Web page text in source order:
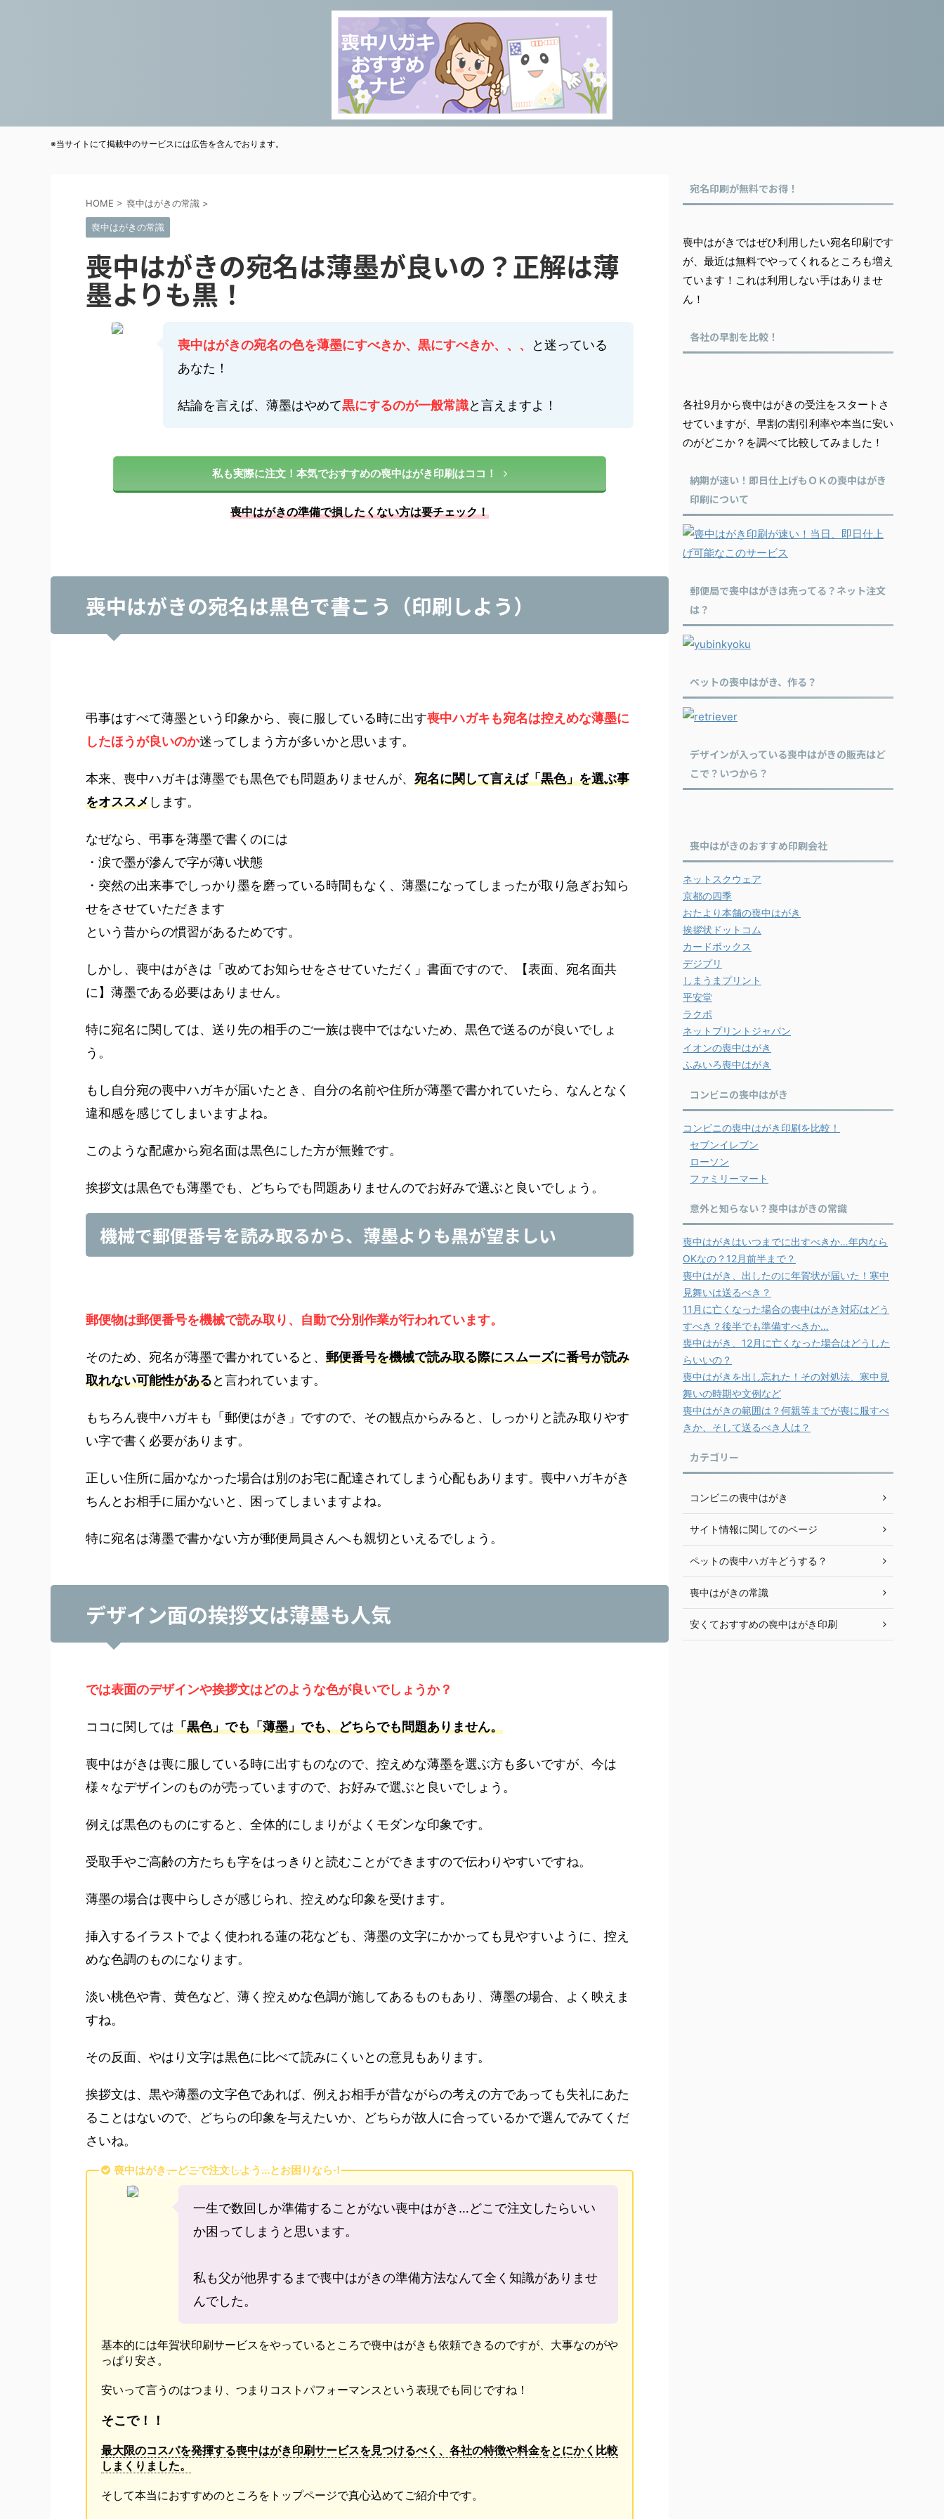
※当サイトにて掲載中のサービスには広告を含んでおります。
HOME > 喪中はがきの常識 >
喪中はがきの常識
喪中はがきの宛名は薄墨が良いの？正解は薄
墨よりも黒！
喪中はがきの宛名の色を薄墨にすべきか、黒にすべきか、、、
と迷っている
あなた！
結論を言えば、薄墨はやめて黒にするのが一般常識と言えますよ！
私も実際に注文！本気でおすすめの喪中はがき印刷はココ！
喪中はがきの準備で損したくない方は要チェック！
喪中はがきの宛名は黒色で書こう（印刷しよう）
弔事はすべて薄墨という印象から、喪に服している時に出す喪中ハガキも宛名は控えめな薄墨に
したほうが良いのか迷ってしまう方が多いかと思います。
本来、喪中ハガキは薄墨でも黒色でも問題ありませんが、 宛名に関して言えば「黒色」を選ぶ事
をオススメします。
なぜなら、弔事を薄墨で書くのには
・涙で墨が滲んで字が薄い状態
・突然の出来事でしっかり墨を磨っている時間もなく、薄墨になってしまったが取り急ぎお知ら
せをさせていただきます
という昔からの慣習があるためです。
しかし、喪中はがきは「改めてお知らせをさせていただく」書面ですので、【表面、宛名面共
に】薄墨である必要はありません。
特に宛名に関しては、送り先の相手のご一族は喪中ではないため、黒色で送るのが良いでしょ
う。
もし自分宛の喪中ハガキが届いたとき、自分の名前や住所が薄墨で書かれていたら、なんとなく
違和感を感じてしまいますよね。
このような配慮から宛名面は黒色にした方が無難です。
挨拶文は黒色でも薄墨でも、どちらでも問題ありませんのでお好みで選ぶと良いでしょう。
機械で郵便番号を読み取るから、薄墨よりも黒が望ましい
郵便物は郵便番号を機械で読み取り、自動で分別作業が行われています。
そのため、宛名が薄墨で書かれていると、 郵便番号を機械で読み取る際にスムーズに番号が読み
取れない可能性があると言われています。
もちろん喪中ハガキも「郵便はがき」ですので、その観点からみると、しっかりと読み取りやす
い字で書く必要があります。
正しい住所に届かなかった場合は別のお宅に配達されてしまう心配もあります。喪中ハガキがき
ちんとお相手に届かないと、困ってしまいますよね。
特に宛名は薄墨で書かない方が郵便局員さんへも親切といえるでしょう。
デザイン面の挨拶文は薄墨も人気
では表面のデザインや挨拶文はどのような色が良いでしょうか？
ココに関しては「黒色」でも「薄墨」でも、どちらでも問題ありません。
喪中はがきは喪に服している時に出すものなので、控えめな薄墨を選ぶ方も多いですが、今は
様々なデザインのものが売っていますので、お好みで選ぶと良いでしょう。
例えば黒色のものにすると、全体的にしまりがよくモダンな印象です。
受取手やご高齢の方たちも字をはっきりと読むことができますので伝わりやすいですね。
薄墨の場合は喪中らしさが感じられ、控えめな印象を受けます。
挿入するイラストでよく使われる蓮の花なども、薄墨の文字にかかっても見やすいように、控え
めな色調のものになります。
淡い桃色や青、黄色など、薄く控えめな色調が施してあるものもあり、薄墨の場合、よく映えま
すね。
その反面、やはり文字は黒色に比べて読みにくいとの意見もあります。
挨拶文は、黒や薄墨の文字色であれば、例えお相手が昔ながらの考えの方であっても失礼にあた
ることはないので、どちらの印象を与えたいか、どちらが故人に合っているかで選んでみてくだ
さいね。
喪中はがき、どこで注文しよう...とお困りなら！
一生で数回しか準備することがない喪中はがき…どこで注文したらいい
か困ってしまうと思います。
私も父が他界するまで喪中はがきの準備方法なんて全く知識がありませ
んでした。
基本的には年賀状印刷サービスをやっているところで喪中はがきも依頼できるのですが、大事なのがや
っぱり安さ。
安いって言うのはつまり、つまりコストパフォーマンスという表現でも同じですね！
そこで！！
最大限のコスパを発揮する喪中はがき印刷サービスを見つけるべく、各社の特徴や料金をとにかく比較
しまくりました。
そして本当におすすめのところをトップページで真心込めてご紹介中です。
宛名印刷が無料でお得！
喪中はがきではぜひ利用したい宛名印刷です
が、最近は無料でやってくれるところも増え
ています！これは利用しない手はありませ
ん！
各社の早割を比較！
各社9月から喪中はがきの受注をスタートさ
せていますが、早割の割引利率や本当に安い
のがどこか？を調べて比較してみました！
納期が速い！即日仕上げもＯＫの喪中はがき
印刷について
郵便局で喪中はがきは売ってる？ネット注文
は？
ペットの喪中はがき、作る？
デザインが入っている喪中はがきの販売はど
こで？いつから？
喪中はがきのおすすめ印刷会社
ネットスクウェア
京都の四季
おたより本舗の喪中はがき
挨拶状ドットコム
カードボックス
デジプリ
しまうまプリント
平安堂
ラクポ
ネットプリントジャパン
イオンの喪中はがき
ふみいろ喪中はがき
コンビニの喪中はがき
コンビニの喪中はがき印刷を比較！
セブンイレブン
ローソン
ファミリーマート
意外と知らない？喪中はがきの常識
喪中はがきはいつまでに出すべきか…年内なら
OKなの？12月前半まで？
喪中はがき、出したのに年賀状が届いた！寒中
見舞いは送るべき？
11月に亡くなった場合の喪中はがき対応はどう
すべき？後半でも準備すべきか…
喪中はがき、12月に亡くなった場合はどうした
らいいの？
喪中はがきを出し忘れた！その対処法、寒中見
舞いの時期や文例など
喪中はがきの範囲は？何親等までが喪に服すべ
きか、そして送るべき人は？
カテゴリー
コンビニの喪中はがき
サイト情報に関してのページ
ペットの喪中ハガキどうする？
喪中はがきの常識
安くておすすめの喪中はがき印刷